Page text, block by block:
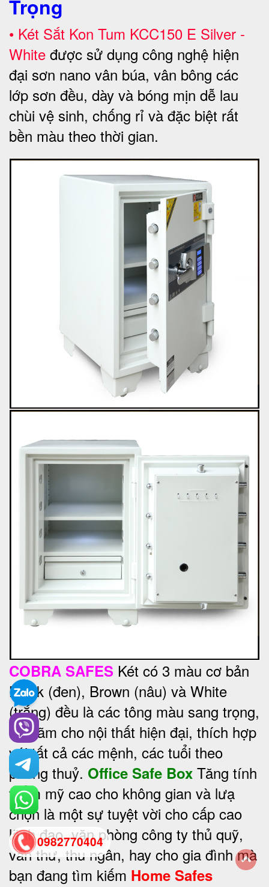
Trọng
• Két Sắt Kon Tum KCC150 E Silver -
White được sử dụng công nghệ hiện
đại sơn nano vân búa, vân bông các
lớp sơn đều, dày và bóng mịn dễ lau
chùi vệ sinh, chống rỉ và đặc biệt rất
bền màu theo thời gian.
COBRA SAFES Két có 3 màu cơ bản
Black (đen), Brown (nâu) và White
(trắng) đều là các tông màu sang trọng,
lịch lãm cho nội thất hiện đại, thích hợp
với tất cả các mệnh, các tuổi theo
phong thuỷ. Office Safe Box Tăng tính
thẩm mỹ cao cho không gian và lưạ
chọn là một sự tuyệt vời cho cấp cao
lãnh đạo, văn phòng công ty thủ quỹ,
văn thư, thu ngân, hay cho gia đình mà
bạn đang tìm kiếm Home Safes
0982770404